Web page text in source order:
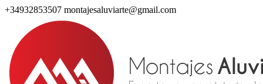
+34932853507 montajesaluviarte@gmail.com